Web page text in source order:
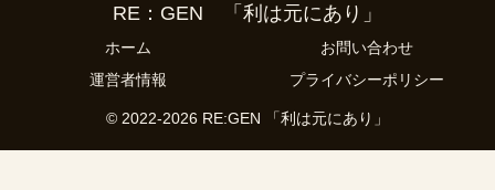
RE：GEN 「利は元にあり」
ホーム
お問い合わせ
運営者情報
プライバシーポリシー
© 2022-2026 RE:GEN 「利は元にあり」